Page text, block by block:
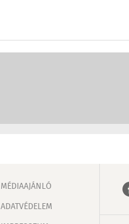
MÉDIAAJÁNLÓ
ADATVÉDELEM